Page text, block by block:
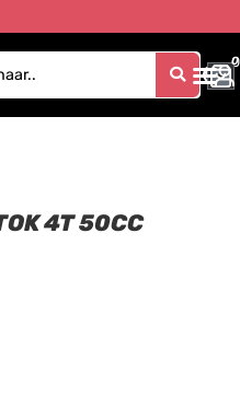
0
0
4T 50CC